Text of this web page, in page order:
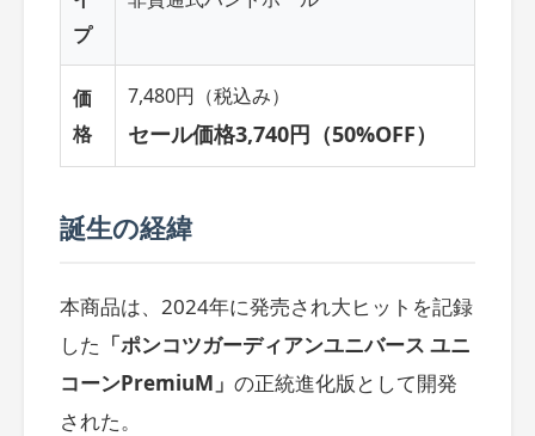
プ
価
格
7,480円（税込み）
セール価格3,740円（50%OFF）
誕生の経緯
本商品は、2024年に発売され大ヒットを記録
した 「ポンコツガーディアンユニバース ユニ
コーンPremiuM」 の正統進化版として開発
された。